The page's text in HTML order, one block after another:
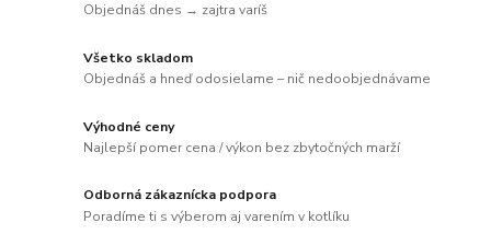
Objednáš dnes → zajtra varíš
Všetko skladom
Objednáš a hneď odosielame – nič nedoobjednávame
Výhodné ceny
Najlepší pomer cena / výkon bez zbytočných marží
Odborná zákaznícka podpora
Poradíme ti s výberom aj varením v kotlíku